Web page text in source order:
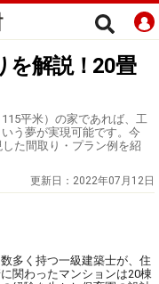
を解説！20畳
平米）の家であれば、工
う夢が実現可能です。今
た間取り・プラン例を紹
更新日： 2022年07月12日
多く持つ一級建築士が、住
関わったマンションは20棟